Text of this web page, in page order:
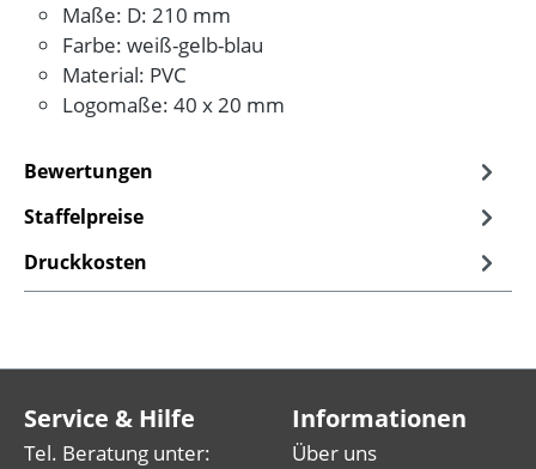
Maße: D: 210 mm
Farbe: weiß-gelb-blau
Material: PVC
Logomaße: 40 x 20 mm
Bewertungen
Staffelpreise
Druckkosten
Service & Hilfe
Tel. Beratung unter:
Informationen
Über uns